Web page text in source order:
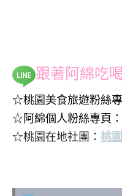
跟著阿綿吃
☆桃園美食旅遊粉絲專
☆阿綿個人粉絲專頁：
☆桃園在地社團： 桃